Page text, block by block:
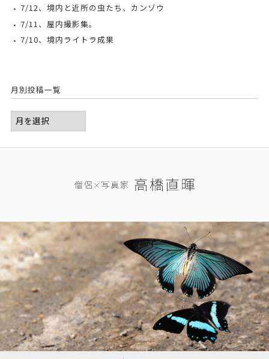
7/12、境内と近所の虫たち、カンゾウ
7/11、屋内撮影集。
7/10、境内ライトラ成果
月別投稿一覧